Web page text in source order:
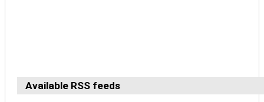
Available RSS feeds